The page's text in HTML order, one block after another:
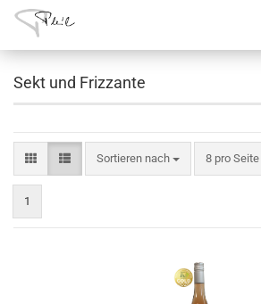
Sekt und Frizzante
Sortieren nach
Sortieren nach 8 pro Seite
pro Seite
1